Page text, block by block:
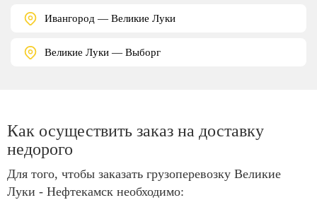
Ивангород — Великие Луки
Великие Луки — Выборг
Как осуществить заказ на доставку
недорого
Для того, чтобы заказать грузоперевозку Великие
Луки - Нефтекамск необходимо: